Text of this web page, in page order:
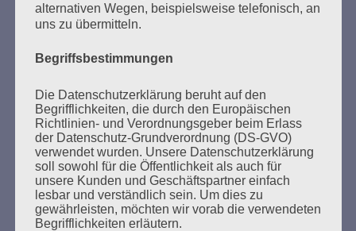
NACH:
MARATHONLESUNG AUS DEN
VERBRANNTEN BÜCHERN
alternativen Wegen, beispielsweise telefonisch, an
uns zu übermitteln.
Begriffsbestimmungen
Die Datenschutzerklärung beruht auf den
Begrifflichkeiten, die durch den Europäischen
Richtlinien- und Verordnungsgeber beim Erlass
der Datenschutz-Grundverordnung (DS-GVO)
verwendet wurden. Unsere Datenschutzerklärung
soll sowohl für die Öffentlichkeit als auch für
unsere Kunden und Geschäftspartner einfach
lesbar und verständlich sein. Um dies zu
gewährleisten, möchten wir vorab die verwendeten
Begrifflichkeiten erläutern.